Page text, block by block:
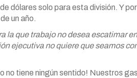
dólares solo para esta división. Y
un año.
la que trabajo no desea escatimar
ejecutiva no quiere que seamos
no tiene ningún sentido! Nuestros